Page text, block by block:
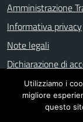
Amministrazione
Informativa privacy
Note legali
Dichiarazione di
Mappa del sito
Utilizziamo i
migliore
questo